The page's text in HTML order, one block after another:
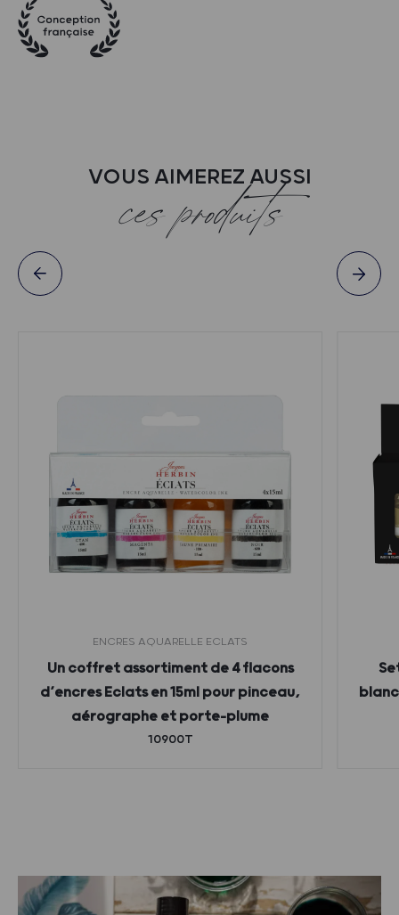
VOUS AIMEREZ AUSSI
ces produits
ENCRES AQUARELLE ECLATS
Un coffret assortiment de 4 flacons
d’encres Eclats en 15ml pour pinceau,
aérographe et porte-plume
10900T